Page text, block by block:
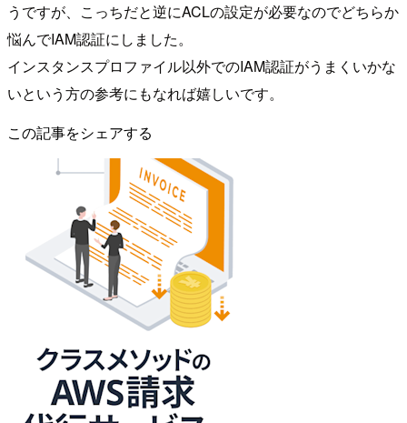
うですが、こっちだと逆にACLの設定が必要なのでどちらか
悩んでIAM認証にしました。
インスタンスプロファイル以外でのIAM認証がうまくいかな
いという方の参考にもなれば嬉しいです。
この記事をシェアする